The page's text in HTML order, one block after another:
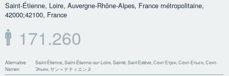
Saint-Étienne, Loire, Auvergne-Rhône-Alpes, France métropolitaine,
42000;42100, France
171.260
Alternative
Namen
Saint-Étienne, Saint-Étienne-sur-Loire, Sainté, Sant Estève, Сент Етјен, Сент-Етьєн, Сент-
Этьен, サン＝テティエンヌ